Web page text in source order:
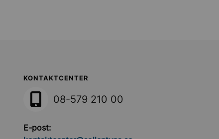
Sollentuna Kommun
KONTAKTCENTER
08-579 210 00
E-post: